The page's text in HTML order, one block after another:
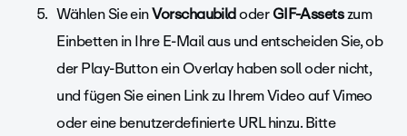
Wählen Sie einVorschaubildoderGIF-Assetszum
Einbetten in Ihre E-Mail aus und entscheiden Sie, ob
der Play-Button ein Overlay haben soll oder nicht,
und fügen Sie einen Link zu Ihrem Video auf Vimeo
oder eine benutzerdefinierte URL hinzu.Bitte